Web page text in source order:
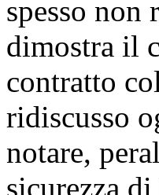
spesso non
dimostra il
contratto
ridiscusso
notare,
sicurezza